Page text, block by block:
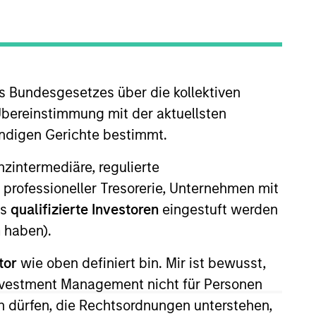
Bundesgesetzes über die kollektiven
mit der aktuellsten
Gerichte bestimmt.
regulierte
Tresorerie, Unternehmen mit
qualifizierte Investoren eingestuft werden
wie oben definiert bin. Mir ist bewusst,
Management nicht für Personen
die Rechtsordnungen unterstehen,
that the investment mentioned
sponsored, or otherwise approved by
are providing these hyperlinks to you
investigation, verification or
the information contained on the site